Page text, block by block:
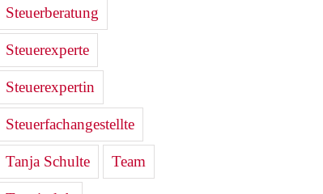
Steuerberatung
Steuerexperte
Steuerexpertin
Steuerfachangestellte
Tanja Schulte Team